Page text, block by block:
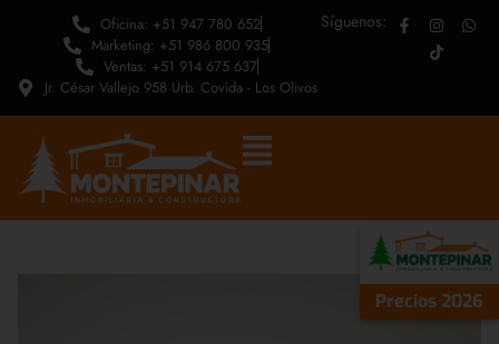
Oficina: +51 947 780 652
Marketing: +51 986 800 935
Ventas: +51 914 675 637
Jr. César Vallejo 958 Urb. Covida - Los Olivos
Síguenos:
Precios 2026